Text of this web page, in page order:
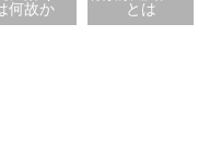
何故か
とは